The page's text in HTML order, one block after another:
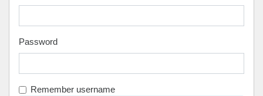
Password
Remember username